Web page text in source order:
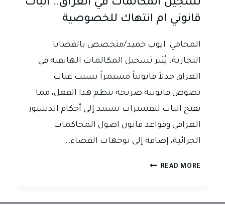
تسجيل المكالمات في العراق.. اثبات
قانوني ام انتهاك للخصوصية
المحامي: ايوب حميد/متخصص بالقضايا
التجارية. يُثير تسجيل المكالمات الهاتفية في
العراق جدلاً قانونياً مستمراً بسبب غياب
نصوص قانونية صريحة تنظم هذا الفعل، مما
يفتح الباب لتفسيرات تستند إلى أحكام الدستور
العراقي وقواعد قانون اصول المحاكمات
الجزائية، إضافة إلى توجهات القضاء….
READ MORE تسجيل
العراق..